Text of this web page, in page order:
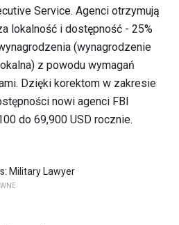
Service. Agenci otrzymują
lokalność i dostępność - 25%
(wynagrodzenie
z powodu wymagań
Dzięki korektom w zakresie
nowi agenci FBI
do 69,900 USD rocznie.
Military Lawyer